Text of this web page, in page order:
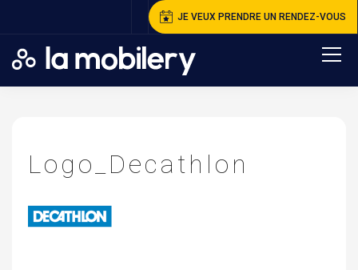
JE VEUX PRENDRE UN RENDEZ-VOUS
>Logo_Decathlon
Logo_Decathlon